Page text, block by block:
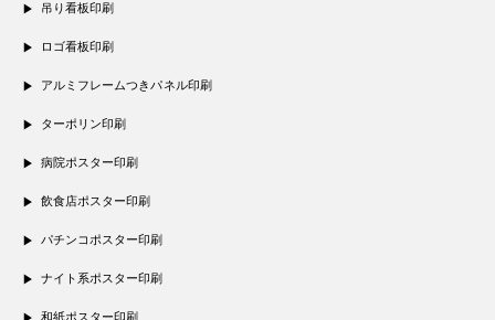
吊り看板印刷
ロゴ看板印刷
アルミフレームつきパネル印刷
ターポリン印刷
病院ポスター印刷
飲食店ポスター印刷
パチンコポスター印刷
ナイト系ポスター印刷
和紙ポスター印刷